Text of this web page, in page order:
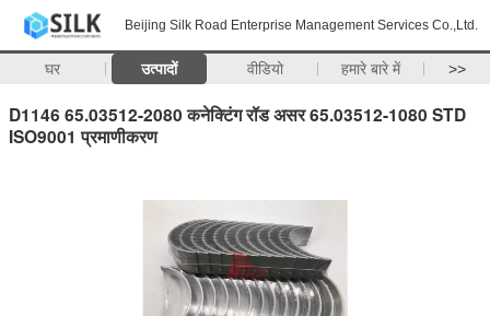
Beijing Silk Road Enterprise Management Services Co.,Ltd.
घर उत्पादों वीडियो हमारे बारे में >>
D1146 65.03512-2080 कनेक्टिंग रॉड असर 65.03512-1080 STD
ISO9001 प्रमाणीकरण